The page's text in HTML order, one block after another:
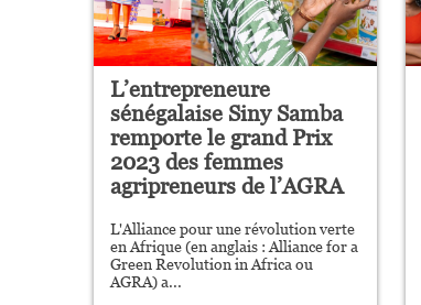
L’entrepreneure
sénégalaise Siny Samba
remporte le grand Prix
2023 des femmes
agripreneurs de l’AGRA
L'Alliance pour une révolution verte
en Afrique (en anglais : Alliance for a
Green Revolution in Africa ou
AGRA) a...